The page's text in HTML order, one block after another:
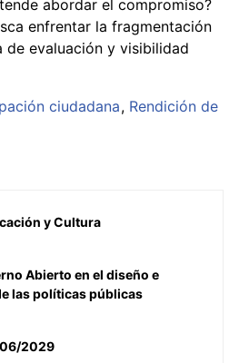
abordar el compromiso?
enfrentar la fragmentación
evaluación y visibilidad
ciudadana Rendición de
y Cultura
Abierto en el diseño e
las políticas públicas
2029